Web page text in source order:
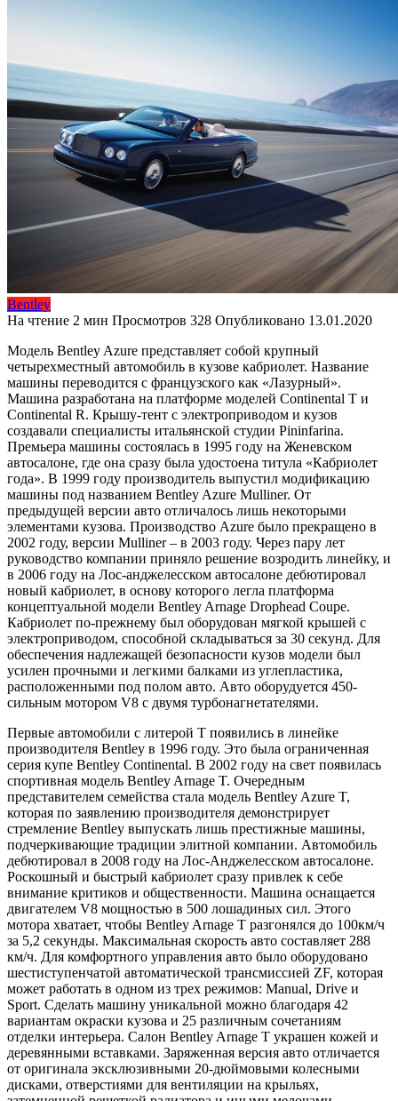
Bentley
На чтение 2 мин Просмотров 328 Опубликовано 13.01.2020
Модель Bentley Azure представляет собой крупный
четырехместный автомобиль в кузове кабриолет. Название
машины переводится с французского как «Лазурный».
Машина разработана на платформе моделей Continental T и
Continental R. Крышу-тент с электроприводом и кузов
создавали специалисты итальянской студии Pininfarina.
Премьера машины состоялась в 1995 году на Женевском
автосалоне, где она сразу была удостоена титула «Кабриолет
года». В 1999 году производитель выпустил модификацию
машины под названием Bentley Azure Mulliner. От
предыдущей версии авто отличалось лишь некоторыми
элементами кузова. Производство Azure было прекращено в
2002 году, версии Mulliner – в 2003 году. Через пару лет
руководство компании приняло решение возродить линейку, и
в 2006 году на Лос-анджелесском автосалоне дебютировал
новый кабриолет, в основу которого легла платформа
концептуальной модели Bentley Arnage Drophead Coupe.
Кабриолет по-прежнему был оборудован мягкой крышей с
электроприводом, способной складываться за 30 секунд. Для
обеспечения надлежащей безопасности кузов модели был
усилен прочными и легкими балками из углепластика,
расположенными под полом авто. Авто оборудуется 450-
сильным мотором V8 с двумя турбонагнетателями.
Первые автомобили с литерой T появились в линейке
производителя Bentley в 1996 году. Это была ограниченная
серия купе Bentley Continental. В 2002 году на свет появилась
спортивная модель Bentley Arnage T. Очередным
представителем семейства стала модель Bentley Azure T,
которая по заявлению производителя демонстрирует
стремление Bentley выпускать лишь престижные машины,
подчеркивающие традиции элитной компании. Автомобиль
дебютировал в 2008 году на Лос-Анджелесском автосалоне.
Роскошный и быстрый кабриолет сразу привлек к себе
внимание критиков и общественности. Машина оснащается
двигателем V8 мощностью в 500 лошадиных сил. Этого
мотора хватает, чтобы Bentley Arnage T разгонялся до 100км/ч
за 5,2 секунды. Максимальная скорость авто составляет 288
км/ч. Для комфортного управления авто было оборудовано
шестиступенчатой автоматической трансмиссией ZF, которая
может работать в одном из трех режимов: Manual, Drive и
Sport. Сделать машину уникальной можно благодаря 42
вариантам окраски кузова и 25 различным сочетаниям
отделки интерьера. Салон Bentley Arnage T украшен кожей и
деревянными вставками. Заряженная версия авто отличается
от оригинала эксклюзивными 20-дюймовыми колесными
дисками, отверстиями для вентиляции на крыльях,